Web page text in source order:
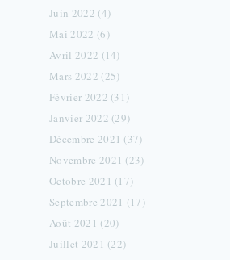
Juin 2022 (4)
Mai 2022 (6)
Avril 2022 (14)
Mars 2022 (25)
Février 2022 (31)
Janvier 2022 (29)
Décembre 2021 (37)
Novembre 2021 (23)
Octobre 2021 (17)
Septembre 2021 (17)
Août 2021 (20)
Juillet 2021 (22)